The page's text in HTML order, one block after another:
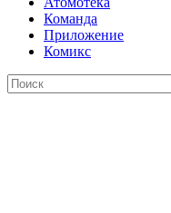
Команда
Приложение
Комикс